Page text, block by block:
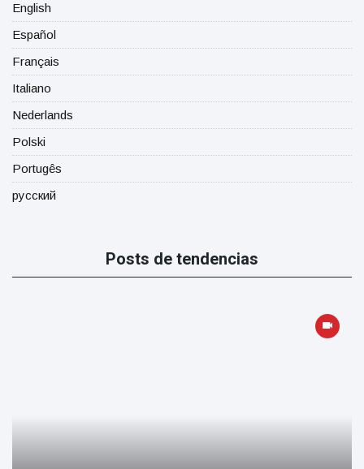
English
Español
Français
Italiano
Nederlands
Polski
Portugês
русский
Posts de tendencias